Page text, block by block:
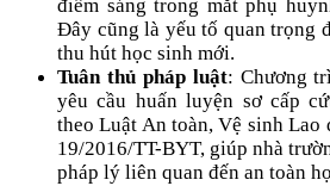
điểm sáng trong mắt phụ
Đây cũng là yếu tố quan trọng
thu hút học sinh mới.
Tuân thủ pháp luật: Chương
yêu cầu huấn luyện sơ cấp
theo Luật An toàn, Vệ sinh Lao
19/2016/TT-BYT, giúp nhà
pháp lý liên quan đến an toàn